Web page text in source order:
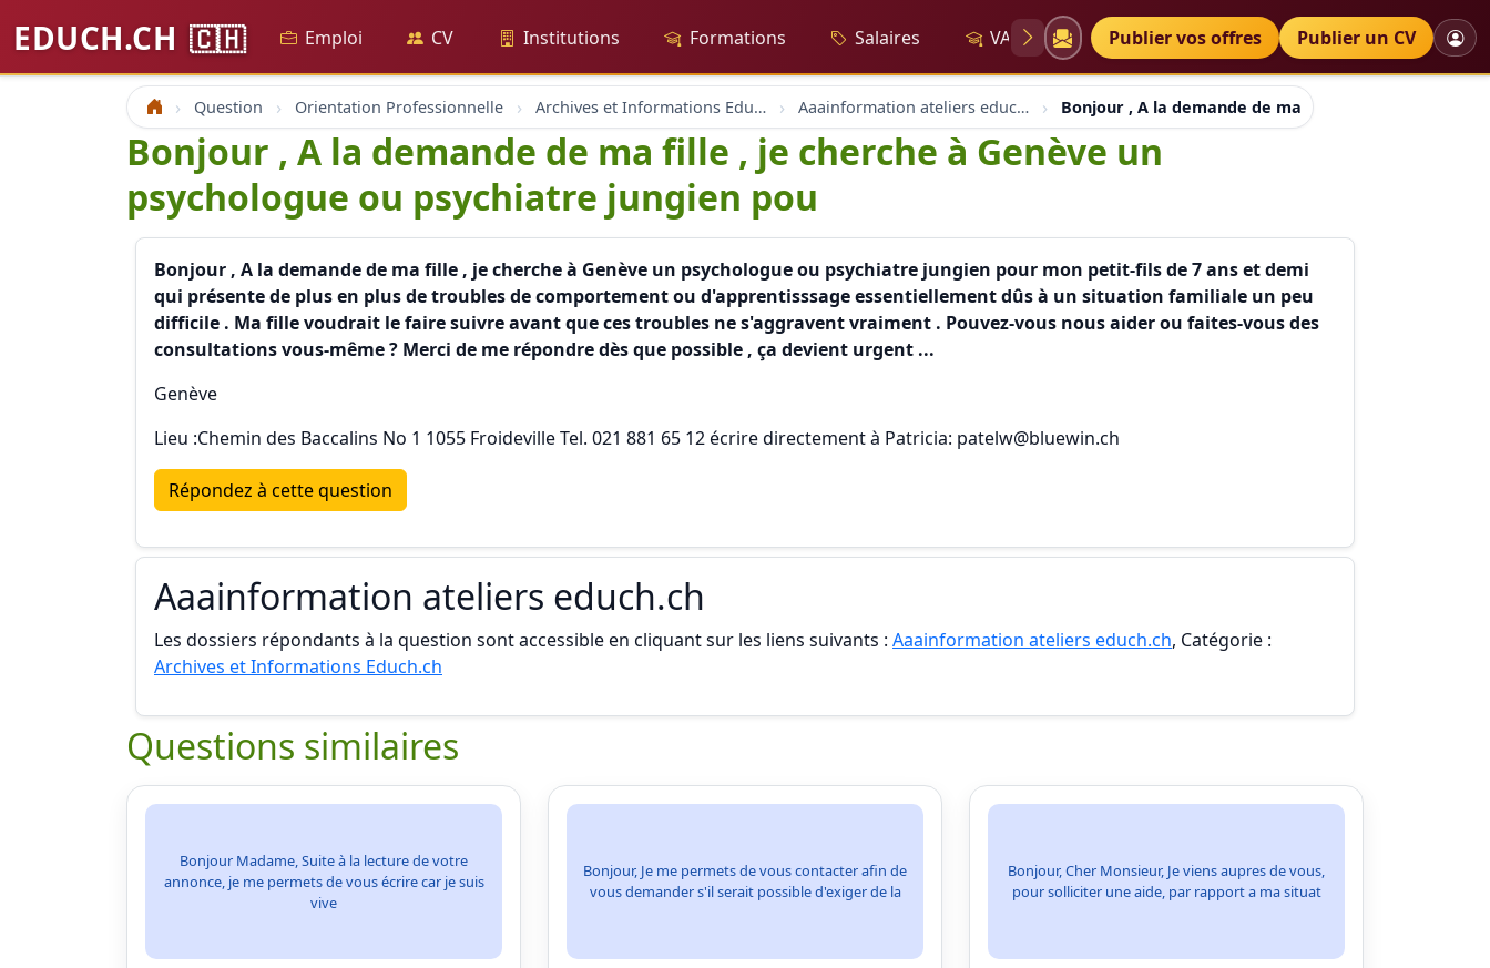
EDUCH.CH 🇨🇭 Emploi CV Institutions Formations Salaires VAE Diplômes Petites annonces
Publier vos offres Publier un CV
Accueil Question Orientation Professionnelle Archives et Informations Educh.ch Aaainformation ateliers educh.ch Bonjour , A la demande de ma fille , je cherche à
Bonjour , A la demande de ma fille , je cherche à Genève un
psychologue ou psychiatre jungien pou
Bonjour , A la demande de ma fille , je cherche à Genève un psychologue ou psychiatre jungien pour mon petit-fils de 7 ans et demi
qui présente de plus en plus de troubles de comportement ou d'apprentisssage essentiellement dûs à un situation familiale un peu
difficile . Ma fille voudrait le faire suivre avant que ces troubles ne s'aggravent vraiment . Pouvez-vous nous aider ou faites-vous des
consultations vous-même ? Merci de me répondre dès que possible , ça devient urgent ...
Genève
Lieu :Chemin des Baccalins No 1 1055 Froideville Tel. 021 881 65 12 écrire directement à Patricia: patelw@bluewin.ch
Répondez à cette question
Aaainformation ateliers educh.ch
Les dossiers répondants à la question sont accessible en cliquant sur les liens suivants : Aaainformation ateliers educh.ch, Catégorie :
Archives et Informations Educh.ch
Questions similaires
Bonjour Madame, Suite à la lecture de votre
annonce, je me permets de vous écrire car je suis
vive
Bonjour, Je me permets de vous contacter afin de
vous demander s'il serait possible d'exiger de la
Bonjour, Cher Monsieur, Je viens aupres de vous,
pour solliciter une aide, par rapport a ma situat